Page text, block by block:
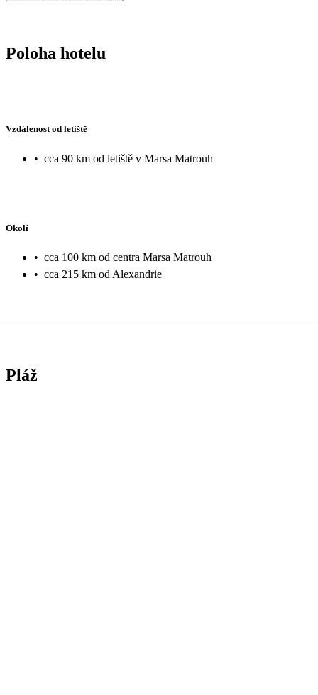
Poloha hotelu
Vzdálenost od letiště
• cca 90 km od letiště v Marsa Matrouh
Okolí
• cca 100 km od centra Marsa Matrouh
• cca 215 km od Alexandrie
Pláž